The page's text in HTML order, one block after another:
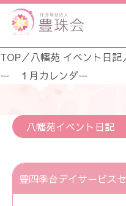
TOP／八幡苑 イベント日記
ー １月カレンダー
八幡苑イベント日記
豊四季台デイサービス